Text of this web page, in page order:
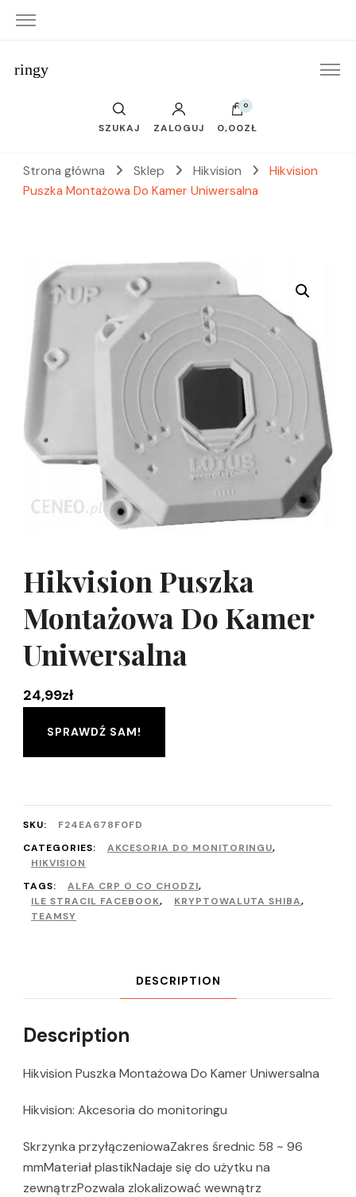
ringy
SZUKAJ ZALOGUJ
0
0,00ZŁ
Strona główna Sklep Hikvision
Hikvision
Puszka Montażowa Do Kamer Uniwersalna
Hikvision Puszka
Montażowa Do Kamer
Uniwersalna
24,99zł
SPRAWDŹ SAM!
SKU:
F24EA678F0FD
CATEGORIES:
AKCESORIA DO MONITORINGU,
HIKVISION
TAGS:
ALFA CRP O CO CHODZI,
ILE STRACIL FACEBOOK, KRYPTOWALUTA SHIBA,
TEAMSY
DESCRIPTION
Description
Hikvision Puszka Montażowa Do Kamer Uniwersalna
Hikvision: Akcesoria do monitoringu
Skrzynka przyłączeniowaZakres średnic 58 ~ 96
mmMateriał plastikNadaje się do użytku na
zewnątrzPozwala zlokalizować wewnątrz